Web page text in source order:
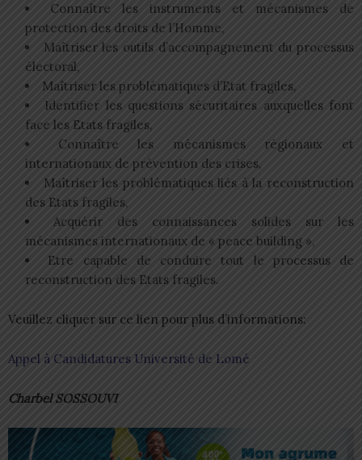
Connaître les instruments et mécanismes de
protection des droits de l’Homme,
Maîtriser les outils d’accompagnement du processus
électoral,
Maîtriser les problématiques d’Etat fragiles,
Identifier les questions sécuritaires auxquelles font
face les Etats fragiles,
Connaître les mécanismes régionaux et
internationaux de prévention des crises,
Maîtriser les problématiques liés à la reconstruction
des Etats fragiles,
Acquérir des connaissances solides sur les
mécanismes internationaux de « peace building »,
Etre capable de conduire tout le processus de
reconstruction des Etats fragiles.
Veuillez cliquer sur ce lien pour plus d’informations:
Appel à Candidatures Université de Lomé
Charbel SOSSOUVI